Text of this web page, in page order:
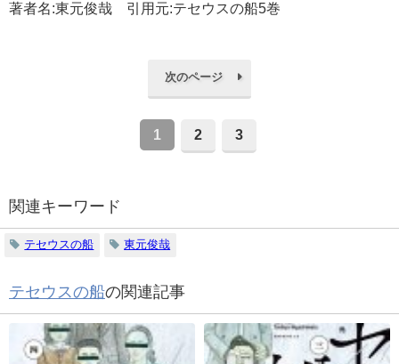
著者名:東元俊哉 引用元:テセウスの船5巻
次のページ
1 2 3
関連キーワード
テセウスの船 東元俊哉
テセウスの船の関連記事